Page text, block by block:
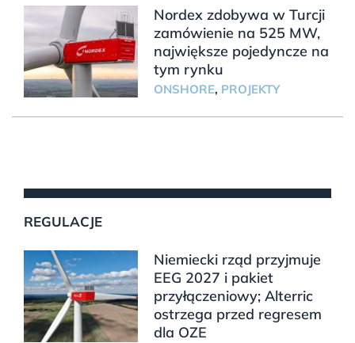
Nordex zdobywa w Turcji
zamówienie na 525 MW,
największe pojedyncze na
tym rynku
ONSHORE, PROJEKTY
REGULACJE
Niemiecki rząd przyjmuje
EEG 2027 i pakiet
przyłączeniowy; Alterric
ostrzega przed regresem
dla OZE